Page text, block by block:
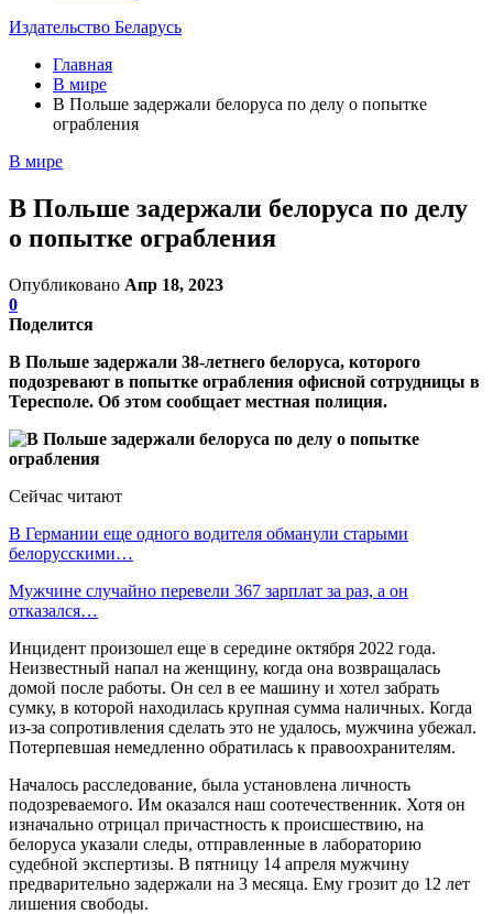
Издательство Беларусь
Главная
В мире
В Польше задержали белоруса по делу о попытке
ограбления
В мире
В Польше задержали белоруса по делу
о попытке ограбления
Опубликовано Апр 18, 2023
0
Поделится
В Польше задержали 38-летнего белоруса, которого
подозревают в попытке ограбления офисной сотрудницы в
Тересполе. Об этом сообщает местная полиция.
Сейчас читают
В Германии еще одного водителя обманули старыми
белорусскими…
Мужчине случайно перевели 367 зарплат за раз, а он
отказался…
Инцидент произошел еще в середине октября 2022 года.
Неизвестный напал на женщину, когда она возвращалась
домой после работы. Он сел в ее машину и хотел забрать
сумку, в которой находилась крупная сумма наличных. Когда
из-за сопротивления сделать это не удалось, мужчина убежал.
Потерпевшая немедленно обратилась к правоохранителям.
Началось расследование, была установлена личность
подозреваемого. Им оказался наш соотечественник. Хотя он
изначально отрицал причастность к происшествию, на
белоруса указали следы, отправленные в лабораторию
судебной экспертизы. В пятницу 14 апреля мужчину
предварительно задержали на 3 месяца. Ему грозит до 12 лет
лишения свободы.